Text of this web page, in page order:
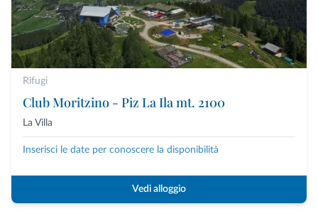
Rifugi
Club Moritzino - Piz La Ila mt. 2100
La Villa
Inserisci le date per conoscere la disponibilità
Vedi alloggio